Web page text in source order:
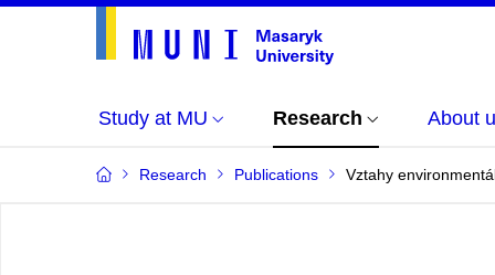
Study at MU Research About
Research Publications Vztahy